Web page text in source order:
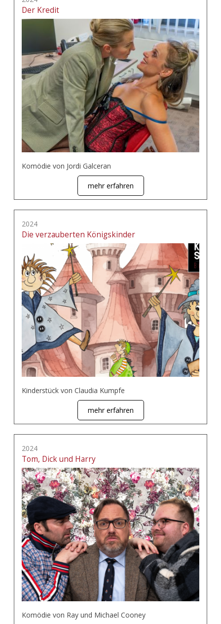
Der Kredit
Komödie von Jordi Galceran
mehr erfahren
2024
Die verzauberten Königskinder
Kinderstück von Claudia Kumpfe
mehr erfahren
2024
Tom, Dick und Harry
Komödie von Ray und Michael Cooney